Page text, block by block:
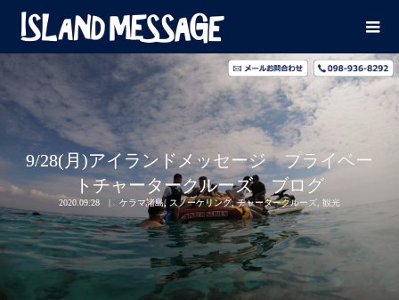
9/28(月)アイランドメッセージ プライベー
トチャータークルーズ ブログ
2020.09.28 ケラマ諸島, スノーケリング,チャータークルーズ 観光